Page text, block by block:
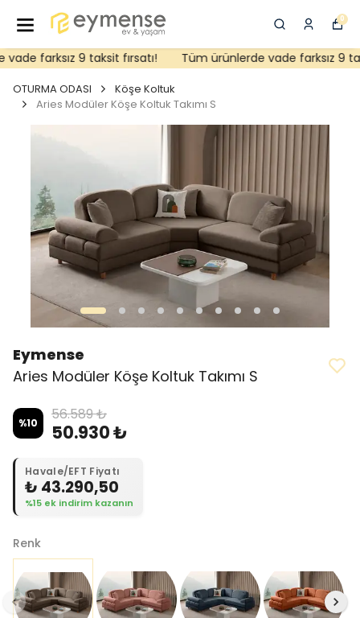
0
farksız 9 taksit fırsatı! Tüm ürünlerde vade farksız 9
OTURMA ODASI
Köşe Koltuk
Aries Modüler Köşe Koltuk Takımı S
Eymense
Aries Modüler Köşe Koltuk Takımı S
%10 56.589 ₺
50.930 ₺
Havale/EFT Fiyatı
₺ 43.290,50
%15 ek indirim kazanın
Renk